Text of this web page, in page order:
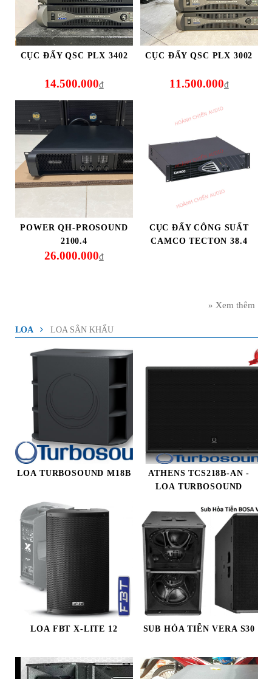
CỤC ĐẨY QSC PLX 3402
14.500.000₫
CỤC ĐẨY QSC PLX 3002
11.500.000₫
POWER QH-PROSOUND
2100.4
26.000.000₫
CỤC ĐẨY CÔNG SUẤT
CAMCO TECTON 38.4
» Xem thêm
LOA LOA SÂN KHẤU
LOA TURBOSOUND M18B
ATHENS TCS218B-AN -
LOA TURBOSOUND
LOA FBT X-LITE 12 SUB HỎA TIỄN VERA S30
16.500.000₫